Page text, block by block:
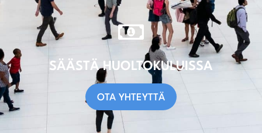
SÄÄSTÄ HUOLTOKULUISSA
OTA YHTEYTTÄ